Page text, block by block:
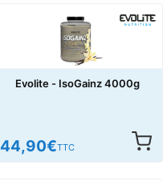
Evolite - IsoGainz 4000g
44,90€TTC